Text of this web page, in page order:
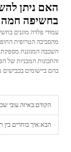
האם ניתן
בחשיפה חמה
עמודי פלדה מוגנים
מהסביבה הטרופית
השכבה המגוננת מספקת
והתכונות המבניות של
בהם ביישומים בכבישים
הקודם:באיזה עובי שכבת
הבא:איך בוחרים בין